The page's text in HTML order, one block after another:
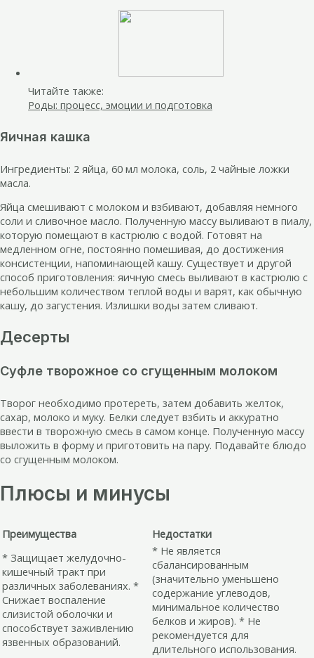
Читайте также:
Роды: процесс, эмоции и подготовка
Яичная кашка
Ингредиенты: 2 яйца, 60 мл молока, соль, 2 чайные ложки
масла.
Яйца смешивают с молоком и взбивают, добавляя немного
соли и сливочное масло. Полученную массу выливают в пиалу,
которую помещают в кастрюлю с водой. Готовят на
медленном огне, постоянно помешивая, до достижения
консистенции, напоминающей кашу. Существует и другой
способ приготовления: яичную смесь выливают в кастрюлю с
небольшим количеством теплой воды и варят, как обычную
кашу, до загустения. Излишки воды затем сливают.
Десерты
Суфле творожное со сгущенным молоком
Творог необходимо протереть, затем добавить желток,
сахар, молоко и муку. Белки следует взбить и аккуратно
ввести в творожную смесь в самом конце. Полученную массу
выложить в форму и приготовить на пару. Подавайте блюдо
со сгущенным молоком.
Плюсы и минусы
Преимущества
Недостатки
* Защищает желудочно-
кишечный тракт при
различных заболеваниях. *
Снижает воспаление
слизистой оболочки и
способствует заживлению
язвенных образований.
* Не является
сбалансированным
(значительно уменьшено
содержание углеводов,
минимальное количество
белков и жиров). * Не
рекомендуется для
длительного использования.